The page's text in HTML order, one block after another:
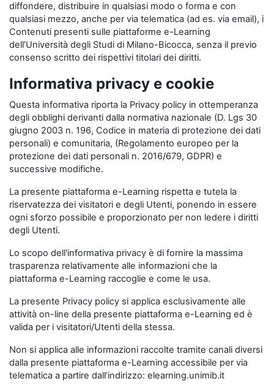
diffondere, distribuire in qualsiasi modo o forma e con
qualsiasi mezzo, anche per via telematica (ad es. via email), i
Contenuti presenti sulle piattaforme e-Learning
dell’Università degli Studi di Milano-Bicocca, senza il previo
consenso scritto dei rispettivi titolari dei diritti.
Informativa privacy e cookie
Questa informativa riporta la Privacy policy in ottemperanza
degli obblighi derivanti dalla normativa nazionale (D. Lgs 30
giugno 2003 n. 196, Codice in materia di protezione dei dati
personali) e comunitaria, (Regolamento europeo per la
protezione dei dati personali n. 2016/679, GDPR) e
successive modifiche.
La presente piattaforma e-Learning rispetta e tutela la
riservatezza dei visitatori e degli Utenti, ponendo in essere
ogni sforzo possibile e proporzionato per non ledere i diritti
degli Utenti.
Lo scopo dell'informativa privacy è di fornire la massima
trasparenza relativamente alle informazioni che la
piattaforma e-Learning raccoglie e come le usa.
La presente Privacy policy si applica esclusivamente alle
attività on-line della presente piattaforma e-Learning ed è
valida per i visitatori/Utenti della stessa.
Non si applica alle informazioni raccolte tramite canali diversi
dalla presente piattaforma e-Learning accessibile per via
telematica a partire dall’indirizzo: elearning.unimib.it